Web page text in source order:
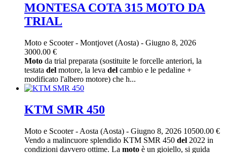
MONTESA COTA 315 MOTO DA
TRIAL
Moto e Scooter- Montjovet (Aosta) - Giugno 8, 2026
3000.00 €
Moto da trial preparata (sostituite le forcelle anteriori, la
testata del motore, la leva del cambio e le pedaline +
modificato l'albero motore) che h...
KTM SMR 450
Moto e Scooter- Aosta (Aosta) - Giugno 8, 2026 10500.00 €
Vendo a malincuore splendido KTM SMR 450 del 2022 in
condizioni davvero ottime. La moto è un gioiello, si guida